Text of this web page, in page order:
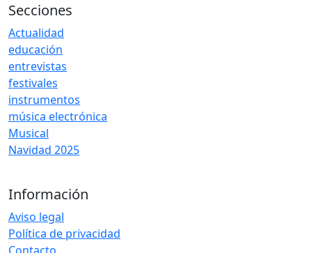
Secciones
Actualidad
educación
entrevistas
festivales
instrumentos
música electrónica
Musical
Navidad 2025
Información
Aviso legal
Política de privacidad